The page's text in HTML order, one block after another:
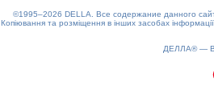
©1995–2026 DELLA. Все содержание данного
Копіювання та розміщення в інших засобах
ДЕЛЛА® —